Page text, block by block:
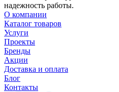
надежность работы.
О компании
Каталог товаров
Услуги
Проекты
Бренды
Акции
Доставка и оплата
Блог
Контакты